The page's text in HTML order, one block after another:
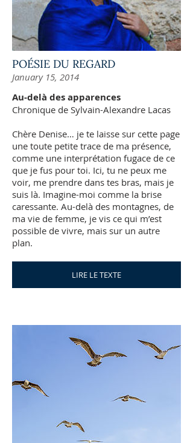
POÉSIE DU REGARD
January 15, 2014
Au-delà des apparences
Chronique de Sylvain-Alexandre Lacas
Chère Denise… je te laisse sur cette page
une toute petite trace de ma présence,
comme une interprétation fugace de ce
que je fus pour toi. Ici, tu ne peux me
voir, me prendre dans tes bras, mais je
suis là. Imagine-moi comme la brise
caressante. Au-delà des montagnes, de
ma vie de femme, je vis ce qui m’est
possible de vivre, mais sur un autre
plan.
LIRE LE TEXTE